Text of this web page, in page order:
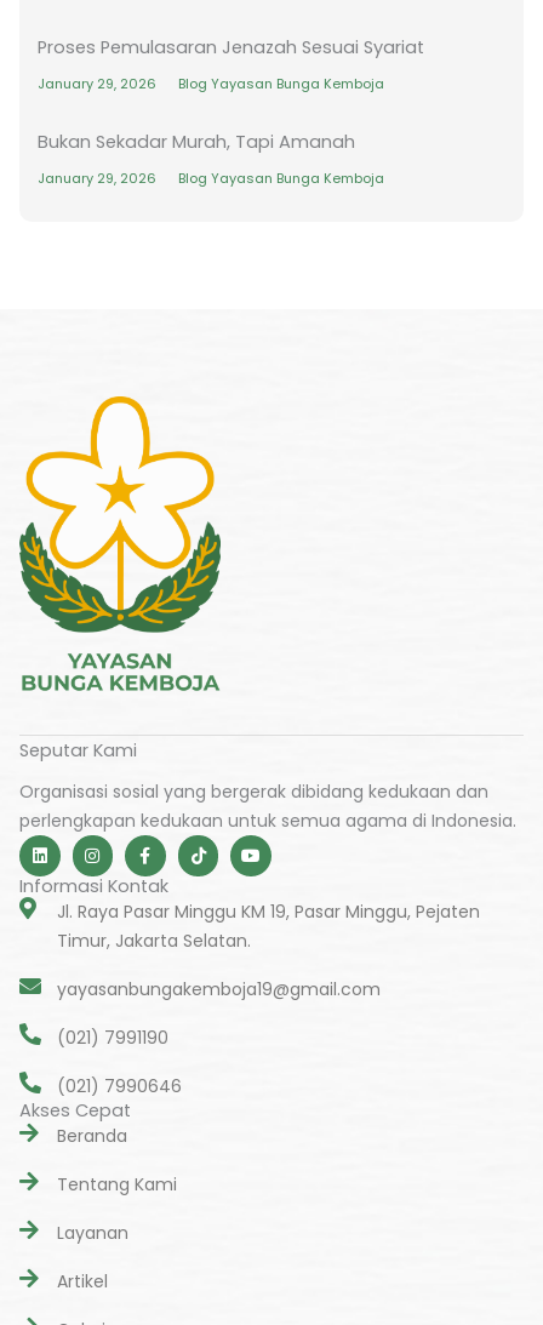
Proses Pemulasaran Jenazah Sesuai Syariat
January 29, 2026 Blog Yayasan Bunga Kemboja
Bukan Sekadar Murah, Tapi Amanah
January 29, 2026 Blog Yayasan Bunga Kemboja
Seputar Kami
Organisasi sosial yang bergerak dibidang kedukaan dan
perlengkapan kedukaan untuk semua agama di Indonesia.
L
i
n
k
I
n
s
t
a
g
r
F
a
c
e
b
o
f
T
i
k
o
k
Y
o
u
u
e
Informasi Kontak
Jl. Raya Pasar Minggu KM 19, Pasar Minggu, Pejaten
Timur, Jakarta Selatan.
yayasanbungakemboja19@gmail.com
(021) 7991190
(021) 7990646
Akses Cepat
Beranda
Tentang Kami
Layanan
Artikel